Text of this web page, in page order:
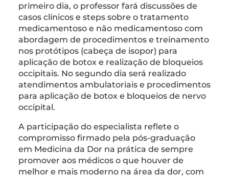
primeiro dia, o professor fará discussões de
casos clínicos e steps sobre o tratamento
medicamentoso e não medicamentoso com
abordagem de procedimentos e treinamento
nos protótipos (cabeça de isopor) para
aplicação de botox e realização de bloqueios
occipitais. No segundo dia será realizado
atendimentos ambulatoriais e procedimentos
para aplicação de botox e bloqueios de nervo
occipital.
A participação do especialista reflete o
compromisso firmado pela pós-graduação
em Medicina da Dor na prática de sempre
promover aos médicos o que houver de
melhor e mais moderno na área da dor, com